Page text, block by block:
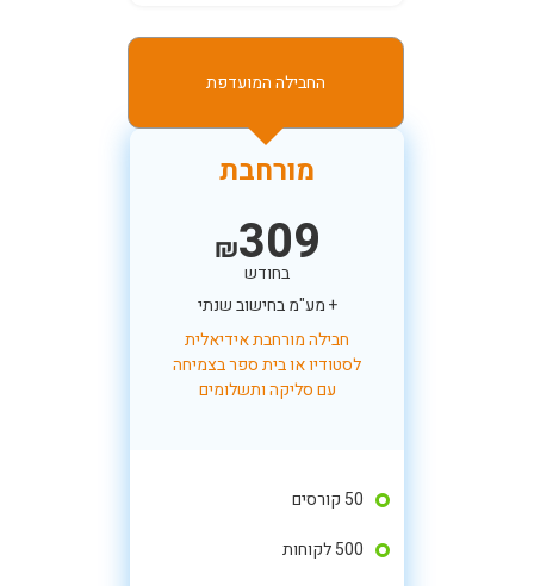
החבילה המועדפת
מורחבת
₪309
בחודש
+ מע"מ בחישוב שנתי
חבילה מורחבת אידיאלית
לסטודיו או בית ספר בצמיחה
עם סליקה ותשלומים
50 קורסים
500 לקוחות